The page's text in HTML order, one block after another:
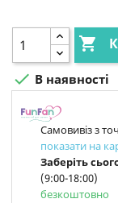

 В наявності
Самовивіз з
показати на
Заберіть
(9:00-18:00)
безкоштовно